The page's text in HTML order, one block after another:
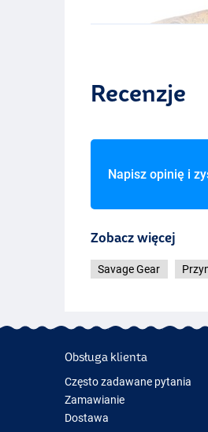
Recenzje
Napisz opinię i
Zobacz więcej
Savage Gear
Obsługa klienta
Często zadawane pytania
Zamawianie
Dostawa